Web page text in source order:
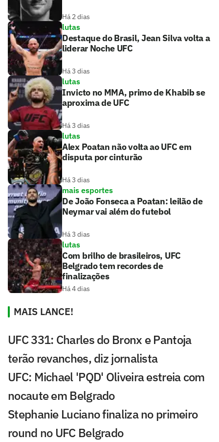
Há 2 dias
lutas
Destaque do Brasil, Jean Silva volta a
liderar Noche UFC
Há 3 dias
lutas
Invicto no MMA, primo de Khabib se
aproxima de UFC
Há 3 dias
lutas
Alex Poatan não volta ao UFC em
disputa por cinturão
Há 3 dias
mais esportes
De João Fonseca a Poatan: leilão de
Neymar vai além do futebol
Há 3 dias
lutas
Com brilho de brasileiros, UFC
Belgrado tem recordes de
finalizações
Há 4 dias
MAIS LANCE!
UFC 331: Charles do Bronx e Pantoja
terão revanches, diz jornalista
UFC: Michael 'PQD' Oliveira estreia com
nocaute em Belgrado
Stephanie Luciano finaliza no primeiro
round no UFC Belgrado